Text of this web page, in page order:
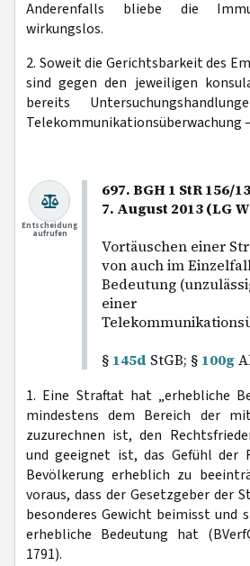
Anderenfalls bliebe die
wirkungslos.
2. Soweit die Gerichtsbarkeit des
sind gegen den jeweiligen
bereits
Telekommunikationsüberwachung
697. BGH 1 StR 156/
7. August 2013 (LG
Vortäuschen einer
von auch im
Bedeutung
einer
§ 145d StGB; § 100g
Entscheidung
aufrufen
1. Eine Straftat hat „erhebliche
mindestens dem Bereich der
zuzurechnen ist, den
und geeignet ist, das Gefühl der
Bevölkerung erheblich zu
voraus, dass der Gesetzgeber der
besonderes Gewicht beimisst und
erhebliche Bedeutung hat
1791).